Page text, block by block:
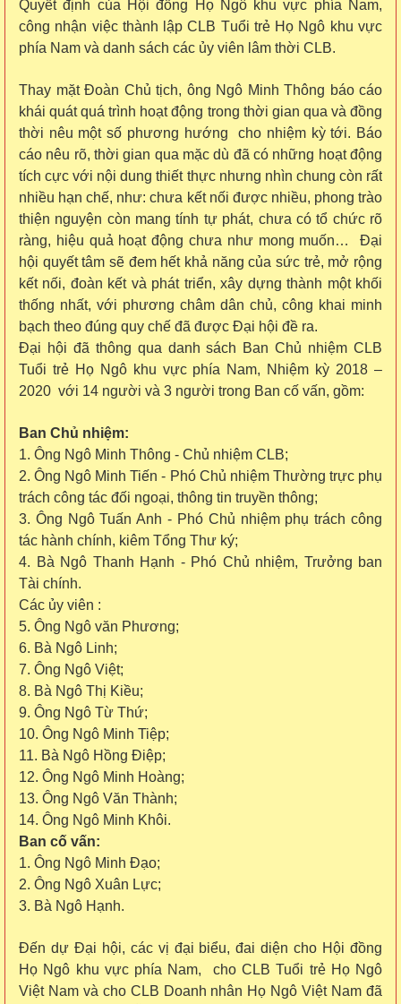
Quyết định của Hội đồng Họ Ngôkhu vực phía Nam,
công nhận việc thành lập CLB Tuổi trẻ Họ Ngô khu vực
phía Nam và danh sách các ủy viên lâm thời CLB.
Thay mặt Đoàn Chủ tịch, ông Ngô Minh Thông báo cáo
khái quát quá trình hoạt động trong thời gian qua và đồng
thời nêu một số phương hướng cho nhiệm kỳ tới. Báo
cáo nêu rõ, thời gian qua mặc dù đã có những hoạt động
tích cực với nội dung thiết thực nhưng nhìn chung còn rất
nhiều hạn chế, như: chưa kết nối được nhiều, phong trào
thiện nguyện còn mang tính tự phát, chưa có tổ chức rõ
ràng, hiệu quả hoạt động chưa như mong muốn…
Đại
hội quyết tâm sẽ đem hết khả năng của sức trẻ, mở rộng
kết nối, đoàn kết và phát triển, xây dựng thành một khối
thống nhất, với phương châm dân chủ, công khai minh
bạch theo đúng quy chế đã được Đại hội đề ra.
Đại hội đã thông qua danh sách Ban Chủ nhiệm CLB
Tuổi trẻ Họ Ngô khu vực phía Nam, Nhiệm kỳ 2018 –
2020 với 14 người và 3 người trong Ban cố vấn, gồm:
Ban Chủ nhiệm:
1. Ông Ngô Minh Thông - Chủ nhiệm CLB;
2. Ông Ngô Minh Tiến - Phó Chủ nhiệm Thường trực phụ
trách công tác đối ngoại, thông tin truyền thông;
3. Ông Ngô Tuấn Anh - Phó Chủ nhiệm phụ trách công
tác hành chính, kiêm Tổng Thư ký;
4. Bà Ngô Thanh Hạnh - Phó Chủ nhiệm, Trưởng ban
Tài chính.
Các ủy viên :
5. Ông Ngô văn Phương;
6. Bà Ngô Linh;
7. Ông Ngô Việt;
8. Bà Ngô Thị Kiều;
9. Ông Ngô Từ Thứ;
10. Ông Ngô Minh Tiệp;
11. Bà Ngô Hồng Điệp;
12. Ông Ngô Minh Hoàng;
13. Ông Ngô Văn Thành;
14. Ông Ngô Minh Khôi.
Ban cố vấn:
1. Ông Ngô Minh Đạo;
2. Ông Ngô Xuân Lực;
3. Bà Ngô Hạnh.
Đến dự Đại hội, các vị đại biểu, đai diện cho Hội đồng
Họ Ngô khu vực phía Nam, cho CLB Tuổi trẻ Họ Ngô
Việt Nam và cho CLB Doanh nhân Họ Ngô Việt Nam đã